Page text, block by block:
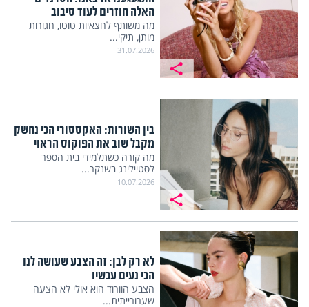
האלה חוזרים לעוד סיבוב
מה משותף לחצאיות טוטו, חגורות
מותן, תיקי...
31.07.2026
בין השורות: האקססורי הכי נחשק
מקבל שוב את הפוקוס הראוי
מה קורה כשתלמידי בית הספר
לסטיילינג בשנקר...
10.07.2026
לא רק לבן: זה הצבע שעושה לנו
הכי נעים עכשיו
הצבע הוורוד הוא אולי לא הצעה
שערורייתית...